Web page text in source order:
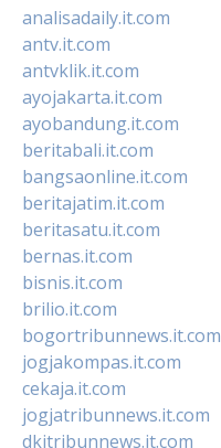
analisadaily.it.com
antv.it.com
antvklik.it.com
ayojakarta.it.com
ayobandung.it.com
beritabali.it.com
bangsaonline.it.com
beritajatim.it.com
beritasatu.it.com
bernas.it.com
bisnis.it.com
brilio.it.com
bogortribunnews.it.com
jogjakompas.it.com
cekaja.it.com
jogjatribunnews.it.com
dkitribunnews.it.com